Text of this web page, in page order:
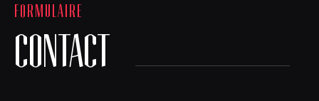
FORMULAIRE
CONTACT